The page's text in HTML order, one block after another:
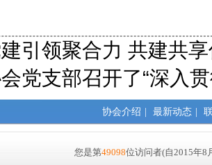
引领聚合力 共建共
党支部召开了“深入
协会介绍 最新动态
您是第49098位访问者(自2015年8